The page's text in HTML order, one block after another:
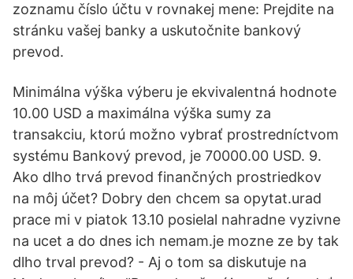
zoznamu číslo účtu v rovnakej mene: Prejdite na
stránku vašej banky a uskutočnite bankový
prevod.
Minimálna výška výberu je ekvivalentná hodnote
10.00 USD a maximálna výška sumy za
transakciu, ktorú možno vybrať prostredníctvom
systému Bankový prevod, je 70000.00 USD. 9.
Ako dlho trvá prevod finančných prostriedkov
na môj účet? Dobry den chcem sa opytat.urad
prace mi v piatok 13.10 posielal nahradne vyzivne
na ucet a do dnes ich nemam.je mozne ze by tak
dlho trval prevod? - Aj o tom sa diskutuje na